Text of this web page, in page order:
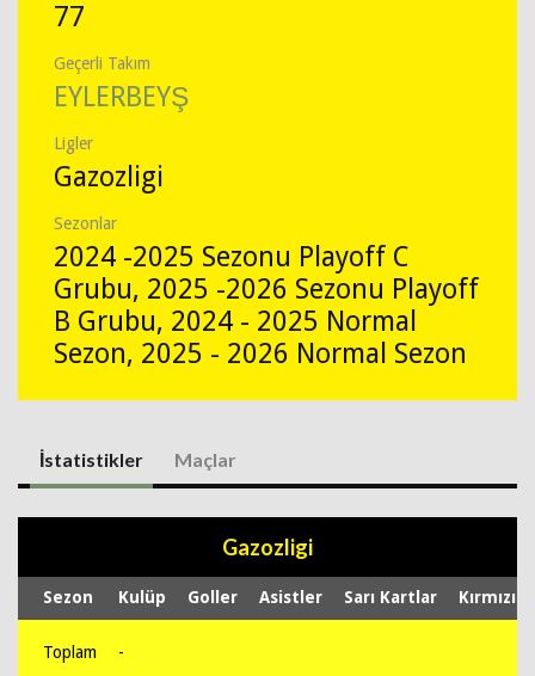
77
Geçerli Takım
EYLERBEYŞ
Ligler
Gazozligi
Sezonlar
2024 -2025 Sezonu Playoff C
Grubu, 2025 -2026 Sezonu Playoff
B Grubu, 2024 - 2025 Normal
Sezon, 2025 - 2026 Normal Sezon
İstatistikler Maçlar
Gazozligi
Sezon Kulüp Goller Asistler Sarı Kartlar Kırmızı
Toplam -